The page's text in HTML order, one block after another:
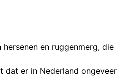
en ruggenmerg, die
dat er in Nederland ongeveer